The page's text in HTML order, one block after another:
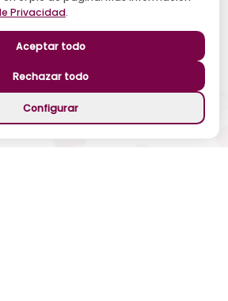
Suscribirse
Privacidad.
Aceptar todo
Rechazar todo
Configurar